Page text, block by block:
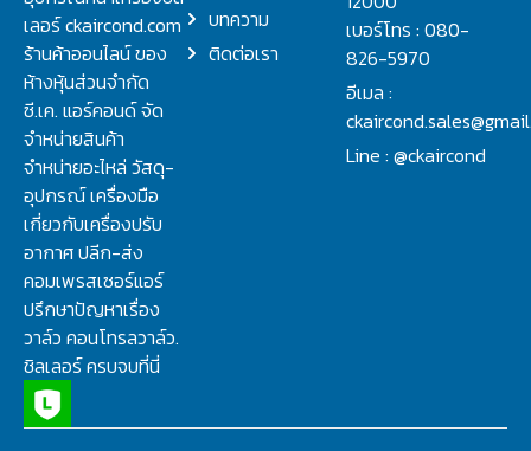
เลอร์ ckaircond.com
ร้านค้าออนไลน์ ของ
ห้างหุ้นส่วนจำกัด
ซี.เค. แอร์คอนด์ จัด
จำหน่ายสินค้า
จำหน่ายอะไหล่ วัสดุ-
อุปกรณ์ เครื่องมือ
เกี่ยวกับเครื่องปรับ
อากาศ ปลีก-ส่ง
คอมเพรสเซอร์แอร์
ปรึกษาปัญหาเรื่อง
วาล์ว คอนโทรลวาล์ว.
ชิลเลอร์ ครบจบที่นี่
บทความ
ติดต่อเรา
เบอร์โทร : 080-
826-5970
อีเมล :
Line : @ckaircond